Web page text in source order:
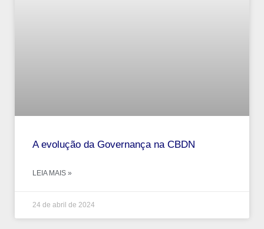
A evolução da Governança na CBDN
LEIA MAIS »
24 de abril de 2024